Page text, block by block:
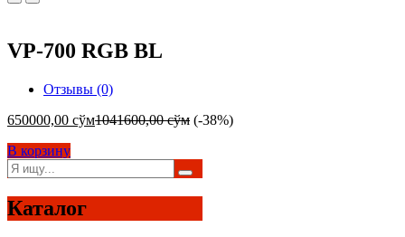
VP-700 RGB BL
Отзывы (0)
650000,00 сўм1041600,00сўм (-38%)
В корзину
Каталог